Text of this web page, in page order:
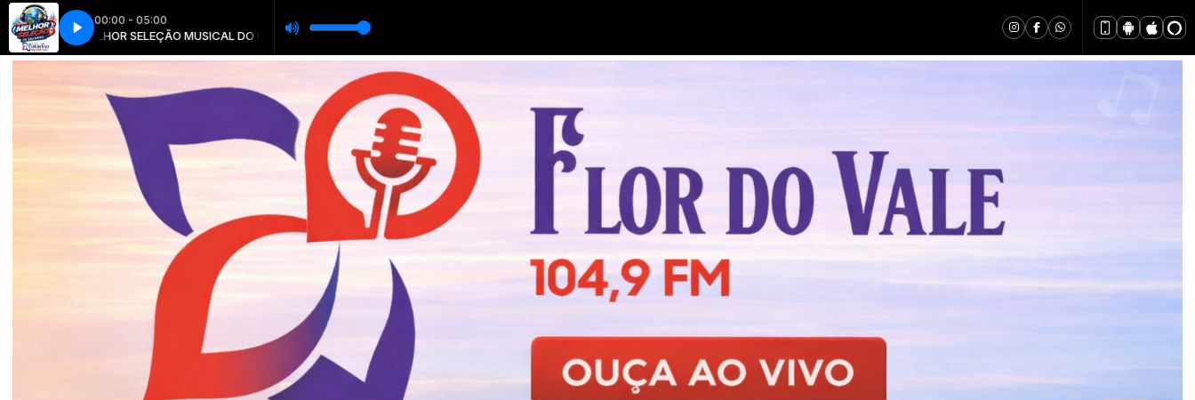
00:00 - 05:00
A MELHOR SELEÇÃO MUSICAL DO RADIOA MELHOR SELEÇÃO MUSICAL DO RADIO